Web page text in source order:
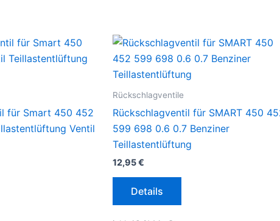
für Smart 450 452
Ventil
Rückschlagventile
Rückschlagventil für SMART 450
599 698 0.6 0.7 Benziner
Teillastentlüftung
12,95€
Details